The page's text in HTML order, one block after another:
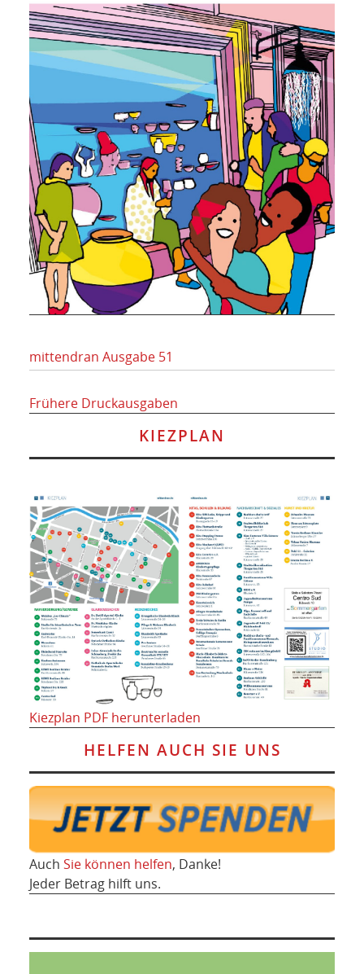
mittendran Ausgabe 51
Frühere Druckausgaben
KIEZPLAN
Kiezplan PDF herunterladen
HELFEN AUCH SIE UNS
Auch Sie können helfen, Danke!
Jeder Betrag hilft uns.